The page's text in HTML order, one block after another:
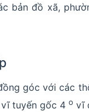
bản đồ xã,
góc với các
tuyến gốc 4 o vĩ